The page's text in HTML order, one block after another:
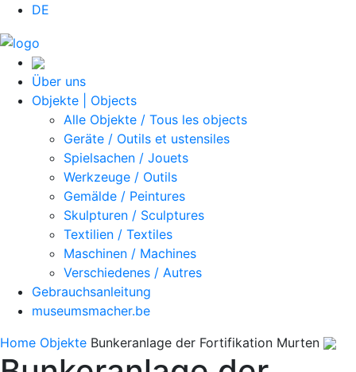
DE
Über uns
Objekte | Objects
Alle Objekte / Tous les objects
Geräte / Outils et ustensiles
Spielsachen / Jouets
Werkzeuge / Outils
Gemälde / Peintures
Skulpturen / Sculptures
Textilien / Textiles
Maschinen / Machines
Verschiedenes / Autres
Gebrauchsanleitung
museumsmacher.be
Home Objekte Bunkeranlage der Fortifikation Murten